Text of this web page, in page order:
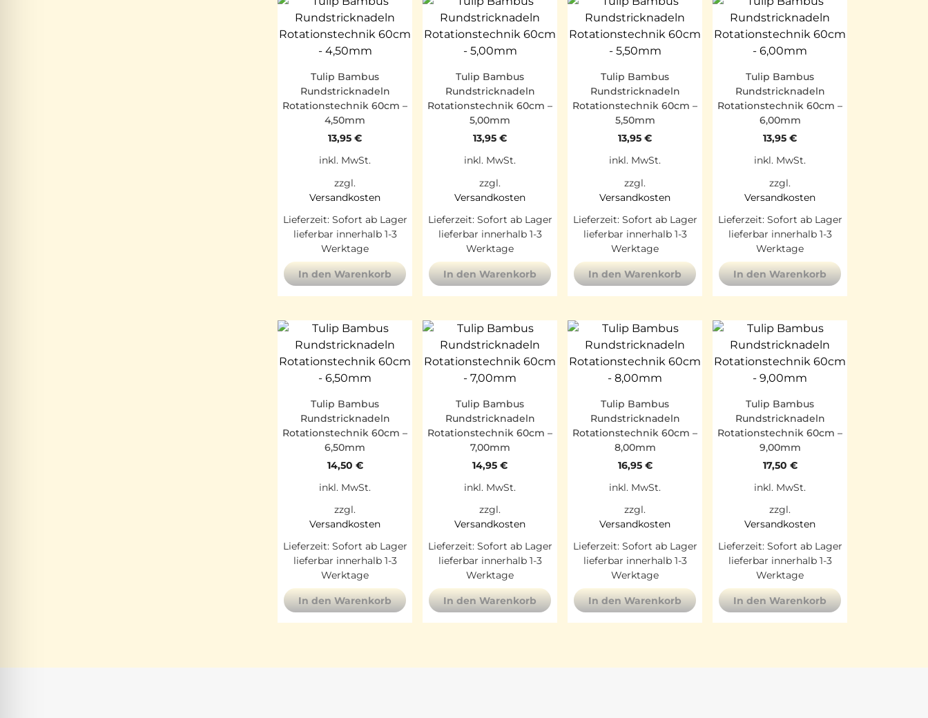
Tulip Bambus
Rundstricknadeln
Rotationstechnik 60cm –
4,50mm
13,95 €
inkl. MwSt.
zzgl.
Versandkosten
Lieferzeit: Sofort ab Lager
lieferbar innerhalb 1-3
Werktage
In den Warenkorb
Tulip Bambus
Rundstricknadeln
Rotationstechnik 60cm –
5,00mm
13,95 €
inkl. MwSt.
zzgl.
Versandkosten
Lieferzeit: Sofort ab Lager
lieferbar innerhalb 1-3
Werktage
In den Warenkorb
Tulip Bambus
Rundstricknadeln
Rotationstechnik 60cm –
5,50mm
13,95 €
inkl. MwSt.
zzgl.
Versandkosten
Lieferzeit: Sofort ab Lager
lieferbar innerhalb 1-3
Werktage
In den Warenkorb
Tulip Bambus
Rundstricknadeln
Rotationstechnik 60cm –
6,00mm
13,95 €
inkl. MwSt.
zzgl.
Versandkosten
Lieferzeit: Sofort ab Lager
lieferbar innerhalb 1-3
Werktage
In den Warenkorb
Tulip Bambus
Rundstricknadeln
Rotationstechnik 60cm –
6,50mm
14,50 €
inkl. MwSt.
zzgl.
Versandkosten
Lieferzeit: Sofort ab Lager
lieferbar innerhalb 1-3
Werktage
In den Warenkorb
Tulip Bambus
Rundstricknadeln
Rotationstechnik 60cm –
7,00mm
14,95 €
inkl. MwSt.
zzgl.
Versandkosten
Lieferzeit: Sofort ab Lager
lieferbar innerhalb 1-3
Werktage
In den Warenkorb
Tulip Bambus
Rundstricknadeln
Rotationstechnik 60cm –
8,00mm
16,95 €
inkl. MwSt.
zzgl.
Versandkosten
Lieferzeit: Sofort ab Lager
lieferbar innerhalb 1-3
Werktage
In den Warenkorb
Tulip Bambus
Rundstricknadeln
Rotationstechnik 60cm –
9,00mm
17,50 €
inkl. MwSt.
zzgl.
Versandkosten
Lieferzeit: Sofort ab Lager
lieferbar innerhalb 1-3
Werktage
In den Warenkorb